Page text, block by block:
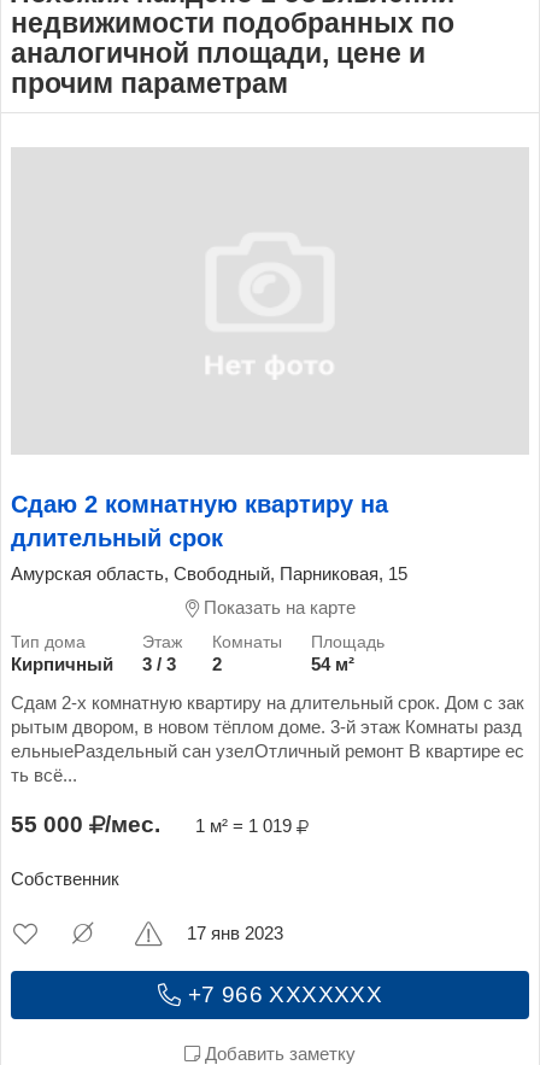
недвижимости подобранных по
аналогичной площади, цене и
прочим параметрам
Сдаю 2 комнатную квартиру на
длительный срок
Амурская область, Свободный, Парниковая, 15
Показать на карте
Кирпичный 3 / 3 2
54 м²
Сдам 2-х комнатную квартиру на длительный срок. Дом с зак
рытым двором, в новом тёплом доме. 3-й этаж Комнаты разд
ельныеРаздельный сан узелОтличный ремонт В квартире ес
ть всё...
55 000 /мес. 1 м² = 1 019
Собственник
+7 966 XXXXXXX
Добавить заметку
17 янв 2023